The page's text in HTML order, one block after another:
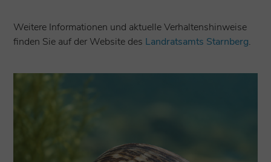
Weitere Informationen und aktuelle Verhaltenshinweise
finden Sie auf der Website des Landratsamts Starnberg.